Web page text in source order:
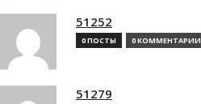
51252
0 ПОСТЫ 0 КОММЕНТАРИИ
51279